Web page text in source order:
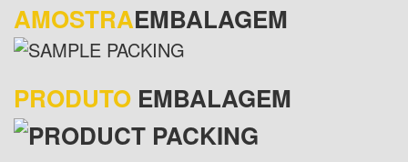
AMOSTRAEMBALAGEM
PRODUTO EMBALAGEM